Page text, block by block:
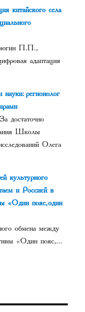
китайского села
П.П.,
адаптация
регионолог
достаточно
Школы
Олега
культурного
и Россией в
«Один пояс, один
обмена между
«Один пояс,...